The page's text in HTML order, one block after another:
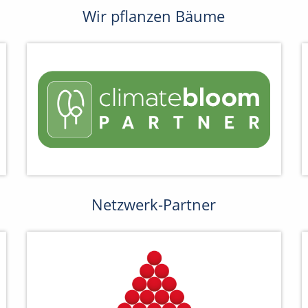
Wir pflanzen Bäume
Netzwerk-Partner